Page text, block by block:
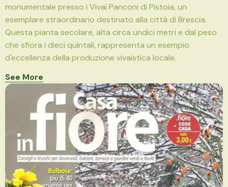
monumentale presso i Vivai Panconi di Pistoia, un
esemplare straordinario destinato alla città di Brescia.
Questa pianta secolare, alta circa undici metri e dal peso
che sfiora i dieci quintali, rappresenta un esempio
d'eccellenza della produzione vivaistica locale.
See More